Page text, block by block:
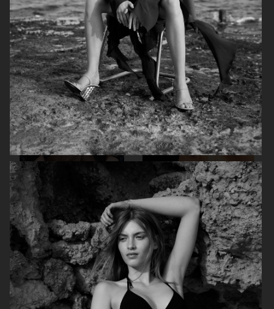
ELLE SWEDEN ELLE SWEDEN
ELLE SWEDEN ELLE SWEDEN